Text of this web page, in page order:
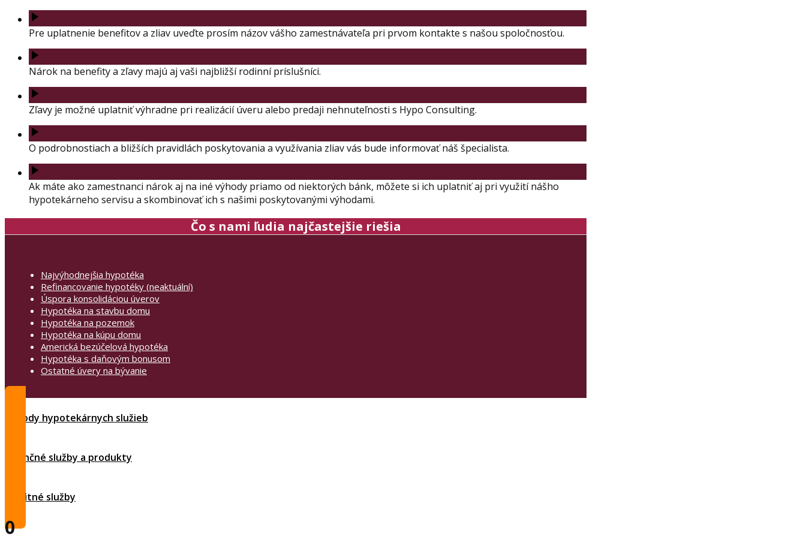
Pre uplatnenie benefitov a zliav uveďte prosím názov vášho zamestnávateľa pri prvom kontakte s našou spoločnosťou.
Nárok na benefity a zľavy majú aj vaši najbližší rodinní príslušníci.
Zľavy je možné uplatniť výhradne pri realizácií úveru alebo predaji nehnuteľnosti s Hypo Consulting.
O podrobnostiach a bližších pravidlách poskytovania a využívania zliav vás bude informovať náš špecialista.
Ak máte ako zamestnanci nárok aj na iné výhody priamo od niektorých bánk, môžete si ich uplatniť aj pri využití nášho
hypotekárneho servisu a skombinovať ich s našimi poskytovanými výhodami.
Čo s nami ľudia najčastejšie riešia
Najvýhodnejšia hypotéka
Refinancovanie hypotéky (neaktuální)
Úspora konsolidáciou úverov
Hypotéka na stavbu domu
Hypotéka na pozemok
Hypotéka na kúpu domu
Americká bezúčelová hypotéka
Hypotéka s daňovým bonusom
Ostatné úvery na bývanie
Výhody hypotekárnych služieb
Finančné služby a produkty
Realitné služby
0